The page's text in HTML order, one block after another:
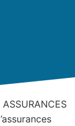
ASSURANCES